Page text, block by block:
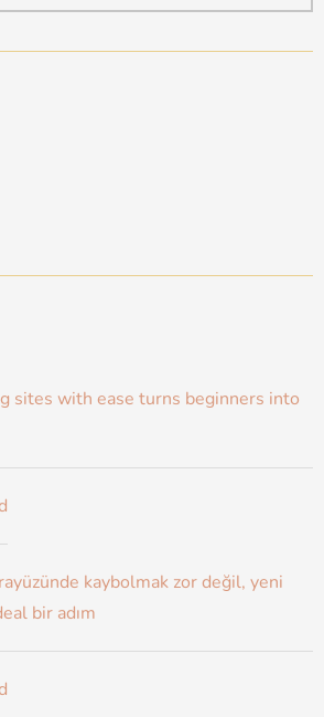
sites with ease turns beginners into
kaybolmak zor değil, yeni
bir adım